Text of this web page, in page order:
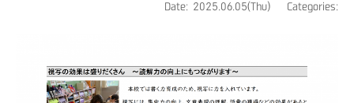
Date: 2025.06.05(Thu) Categories: